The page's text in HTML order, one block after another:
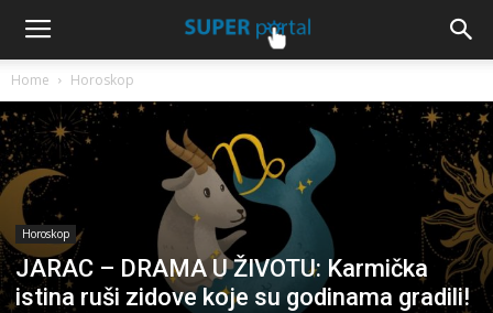
Home Horoskop
Horoskop
JARAC – DRAMA U ŽIVOTU: Karmička
istina ruši zidove koje su godinama gradili!